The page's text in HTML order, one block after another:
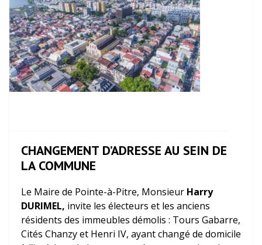
CHANGEMENT D’ADRESSE AU SEIN DE
LA COMMUNE
Le Maire de Pointe-à-Pitre, Monsieur Harry
DURIMEL, invite les électeurs et les anciens
résidents des immeubles démolis : Tours Gabarre,
Cités Chanzy et Henri IV, ayant changé de domicile